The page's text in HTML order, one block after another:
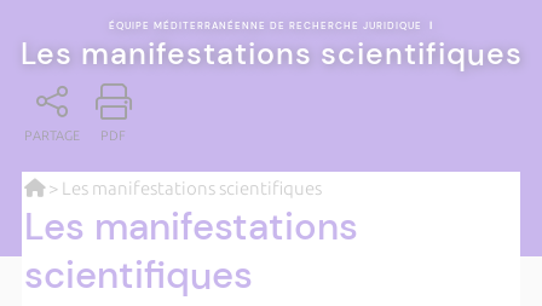
ÉQUIPE MÉDITERRANÉENNE DE RECHERCHE JURIDIQUE |
Les manifestations scientifiques
PARTAGE PDF
> Les manifestations scientifiques
Les manifestations
scientifiques